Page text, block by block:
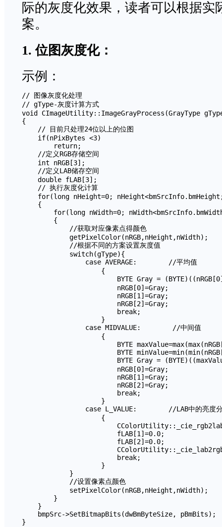
际的灰度化效果，读者可以根据实
案。
1. 位图灰度化：
示例：
// 图像灰度化处理
// gType-灰度计算方式
void CImageUtility::ImageGrayProcess(GrayType
{
// 目前只处理24位以上的位图
if(nPixBytes <3)
return;
//定义RGB存储空间
int nRGB[3];
//定义LAB储存空间
double fLAB[3];
// 执行灰度化计算
for(long nHeight=0;
{
for(long nWidth=0;
{
//获取对应像素点得颜色
getPixelColor(nRGB,nHeight,nWidth);
//根据不同的方案设置灰度值
switch(gType){
case AVERAGE:        //平均值
{
BYTE Gray =
nRGB[0]=Gray;
nRGB[1]=Gray;
nRGB[2]=Gray;
break;
}
case MIDVALUE:        //中间值
{
BYTE
BYTE
BYTE Gray = (BYTE)((maxValue-
nRGB[0]=Gray;
nRGB[1]=Gray;
nRGB[2]=Gray;
break;
}
case L_VALUE:        //LAB中的亮度分
{
fLAB[1]=0.0;
fLAB[2]=0.0;
break;
}
}
//设置像素点颜色
}
}
bmpSrc->SetBitmapBits(dwBmByteSize,
}